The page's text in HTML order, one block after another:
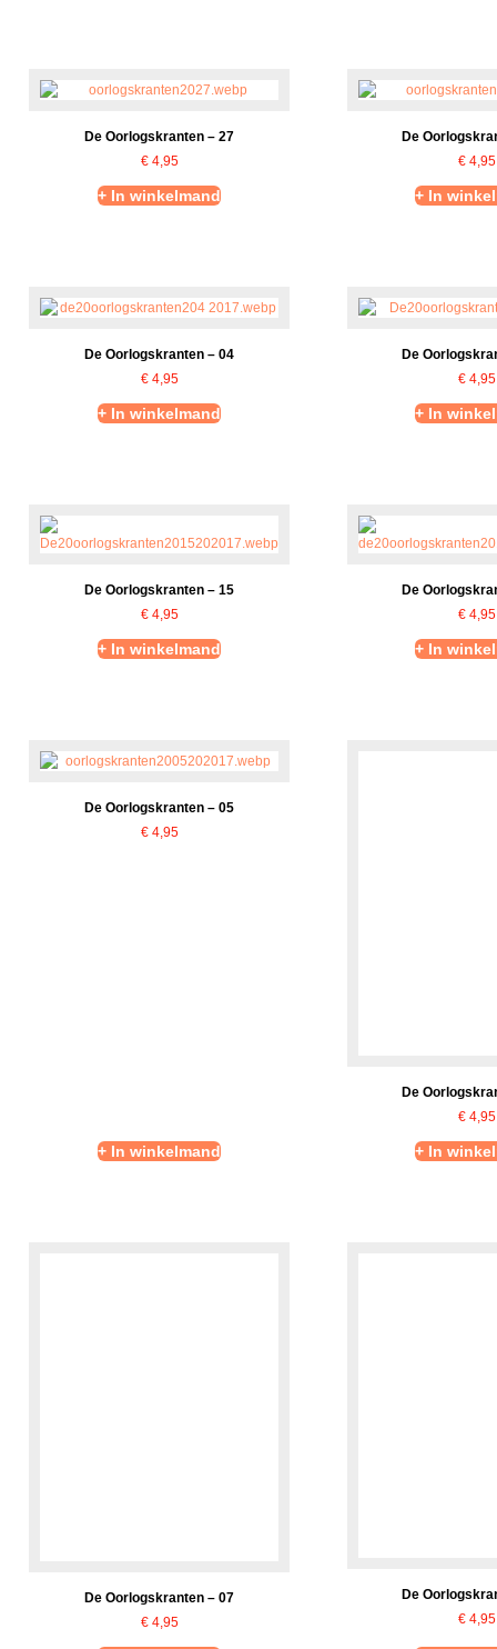
De Oorlogskranten – 27
€4,95
+ In winkelmand
De
€4,95
+ In
De Oorlogskranten – 04
€4,95
+ In winkelmand
De
€4,95
+ In
De Oorlogskranten – 15
€4,95
+ In winkelmand
De
€4,95
+ In
De Oorlogskranten – 05
€4,95
+ In winkelmand
De
€4,95
+ In
De Oorlogskranten – 07
€4,95
De
€4,95